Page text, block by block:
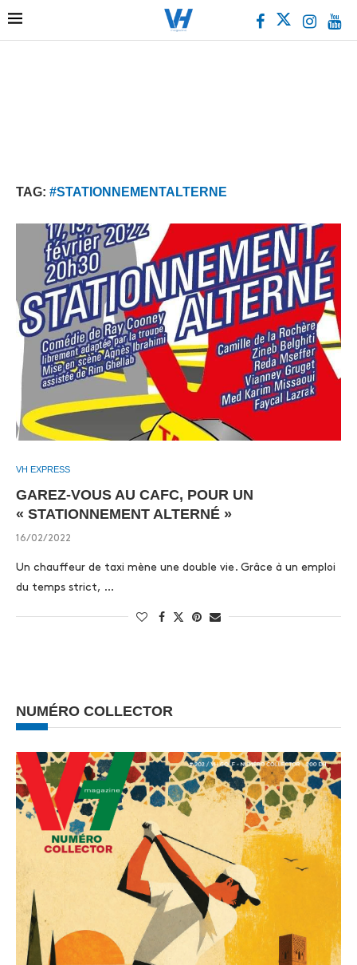
TAG: #STATIONNEMENTALTERNE
VH EXPRESS
GAREZ-VOUS AU CAFC, POUR UN
« STATIONNEMENT ALTERNÉ »
16/02/2022
Un chauffeur de taxi mène une double vie. Grâce à un emploi
du temps strict, …
NUMÉRO COLLECTOR